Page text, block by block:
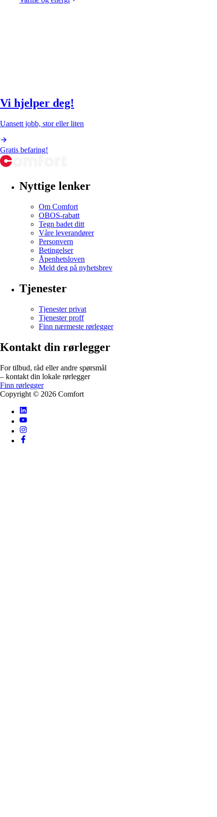
Vi hjelper deg!
Uansett jobb, stor eller liten
Gratis befaring!
Nyttige lenker
Om Comfort
OBOS-rabatt
Tegn badet ditt
Våre leverandører
Personvern
Betingelser
Åpenhetsloven
Meld deg på nyhetsbrev
Tjenester
Tjenester privat
Tjenester proff
Finn nærmeste rørlegger
Kontakt din rørlegger
For tilbud, råd eller andre spørsmål
– kontakt din lokale rørlegger
Finn rørlegger
Copyright © 2026 Comfort